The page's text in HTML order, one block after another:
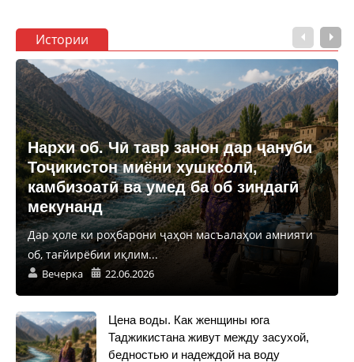
Истории
Нархи об. Чӣ тавр занон дар ҷануби
Тоҷикистон миёни хушксолӣ,
камбизоатӣ ва умед ба об зиндагӣ
мекунанд
Дар ҳоле ки роҳбарони ҷаҳон масъалаҳои амнияти
об, тағйирёбии иқлим...
Вечерка 22.06.2026
Цена воды. Как женщины юга
Таджикистана живут между засухой,
бедностью и надеждой на воду